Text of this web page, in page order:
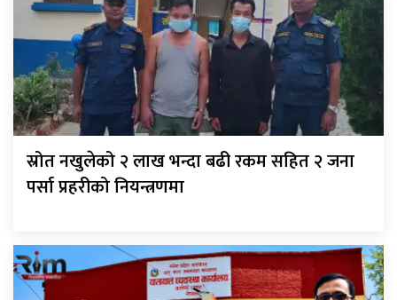
स्रोत नखुलेको २ लाख भन्दा बढी रकम सहित २ जना
पर्सा प्रहरीको नियन्त्रणमा